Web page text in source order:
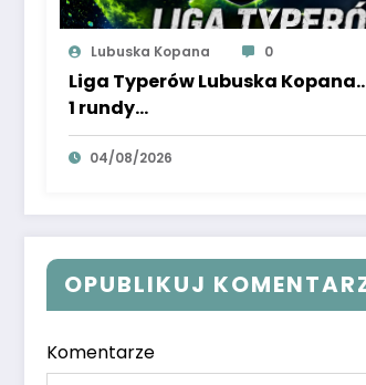
Lubuska Kopana 0
Liga Typerów Lubuska
1 rundy…
04/08/2026
OPUBLIKUJ
Komentarze